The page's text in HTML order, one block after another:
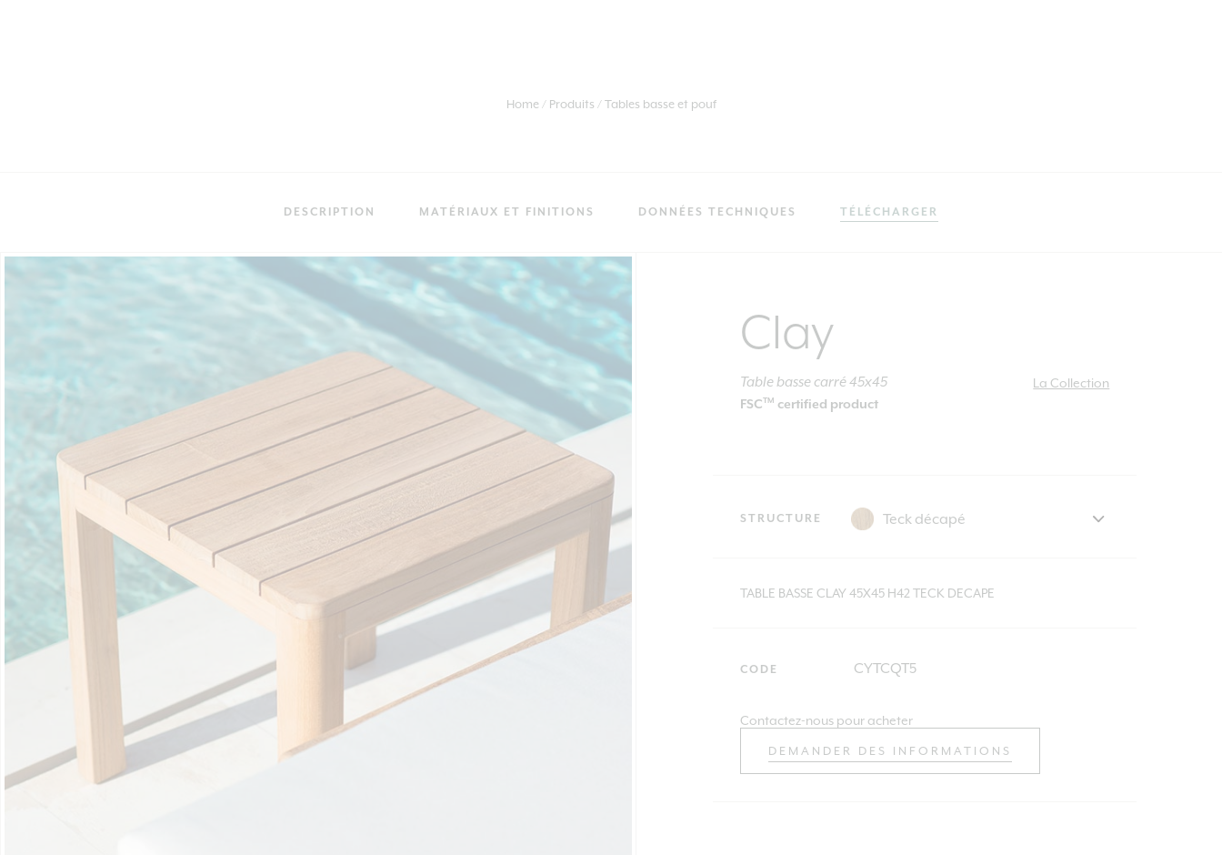
Home Produits Tables basse et pouf
DESCRIPTION MATÉRIAUX ET FINITIONS DONNÉES TECHNIQUES TÉLÉCHARGER
Clay
Table basse carré 45x45
FSCTM certified product
La Collection
STRUCTURE
TABLE BASSE CLAY 45X45 H42 TECK DECAPE
CODE CYTCQT5
Contactez-nous pour acheter
DEMANDER DES INFORMATIONS